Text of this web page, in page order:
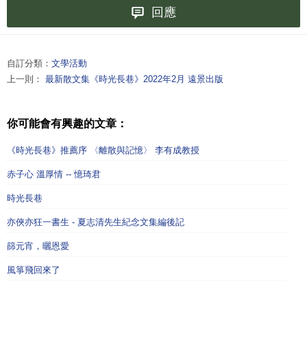
回應
自訂分類： 文學活動
上一則： 最新散文集《時光長巷》2022年2月 遠景出版
你可能會有興趣的文章：
《時光長巷》推薦序 〈離散與記憶〉 李有成教授
赤子心 溫厚情 -- 憶琦君
時光長巷
亦俠亦狂一書生 - 夏志清先生紀念文集編後記
篩元宵，曬恩愛
風箏飛回來了